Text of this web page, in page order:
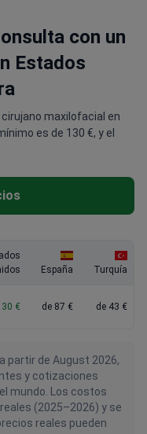
con un
Estados
maxilofacial en
es de 130 €, y el
España Turquía
€ de 87 € de 43 €
partir de August 2026,
y cotizaciones
mundo. Los costos
(2025–2026) y se
reales pueden